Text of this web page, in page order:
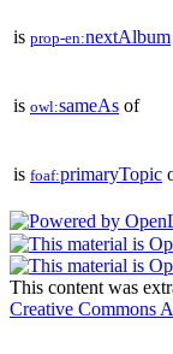
is prop-en:nextAlbum
is owl:sameAs of
is foaf:primaryTopic
This content was
Creative Commons